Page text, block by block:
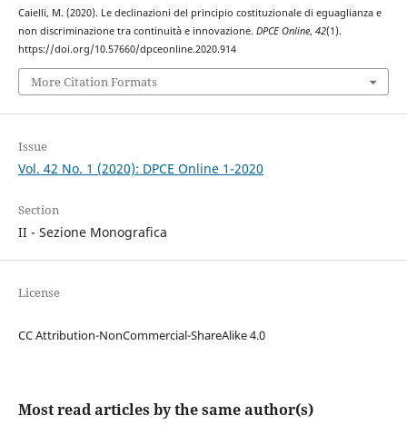
Caielli, M. (2020). Le declinazioni del principio costituzionale di eguaglianza e
non discriminazione tra continuità e innovazione. DPCE Online, 42(1).
https://doi.org/10.57660/dpceonline.2020.914
More Citation Formats
Issue
Vol. 42 No. 1 (2020): DPCE Online 1-2020
Section
II - Sezione Monografica
License
CC Attribution-NonCommercial-ShareAlike 4.0
Most read articles by the same author(s)